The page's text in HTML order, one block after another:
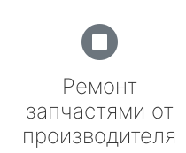
Ремонт
запчастями от
производителя